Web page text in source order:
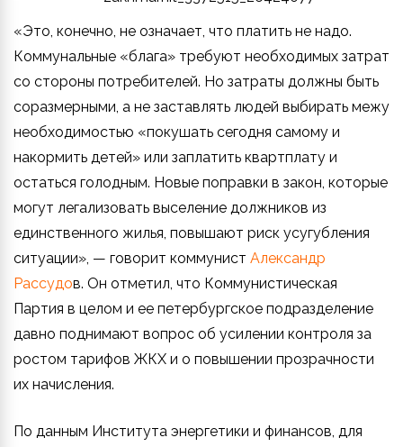
«Это, конечно, не означает, что платить не надо.
Коммунальные «блага» требуют необходимых затрат
со стороны потребителей. Но затраты должны быть
соразмерными, а не заставлять людей выбирать межу
необходимостью «покушать сегодня самому и
накормить детей» или заплатить квартплату и
остаться голодным. Новые поправки в закон, которые
могут легализовать выселение должников из
единственного жилья, повышают риск усугубления
ситуации», — говорит коммунист Александр
Рассудов. Он отметил, что Коммунистическая
Партия в целом и ее петербургское подразделение
давно поднимают вопрос об усилении контроля за
ростом тарифов ЖКХ и о повышении прозрачности
их начисления.
По данным Института энергетики и финансов, для